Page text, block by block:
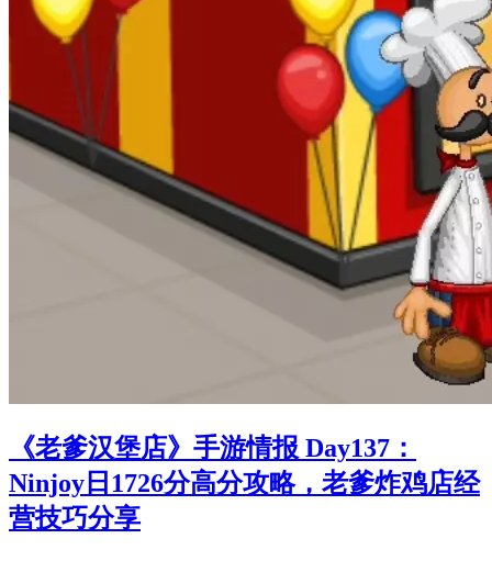
《老爹汉堡店》手游情报 Day137：
Ninjoy日1726分高分攻略，老爹炸鸡店经
营技巧分享